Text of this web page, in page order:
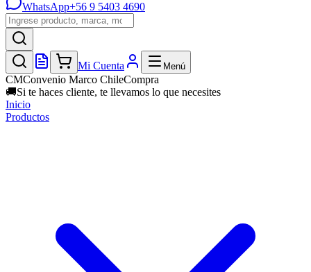
WhatsApp+56 9 5403 4690
Mi Cuenta Menú
CMConvenio Marco ChileCompra
🚚Si te haces cliente, te llevamos lo que necesites
Inicio
Productos